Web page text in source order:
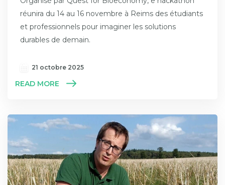
réunira du 14 au 16 novembre à Reims des étudiants
et professionnels pour imaginer les solutions
durables de demain.
21 octobre 2025
READ MORE